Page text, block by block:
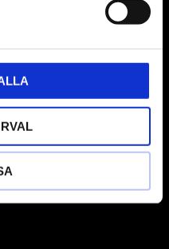
vårt yttersta för att hjälpa